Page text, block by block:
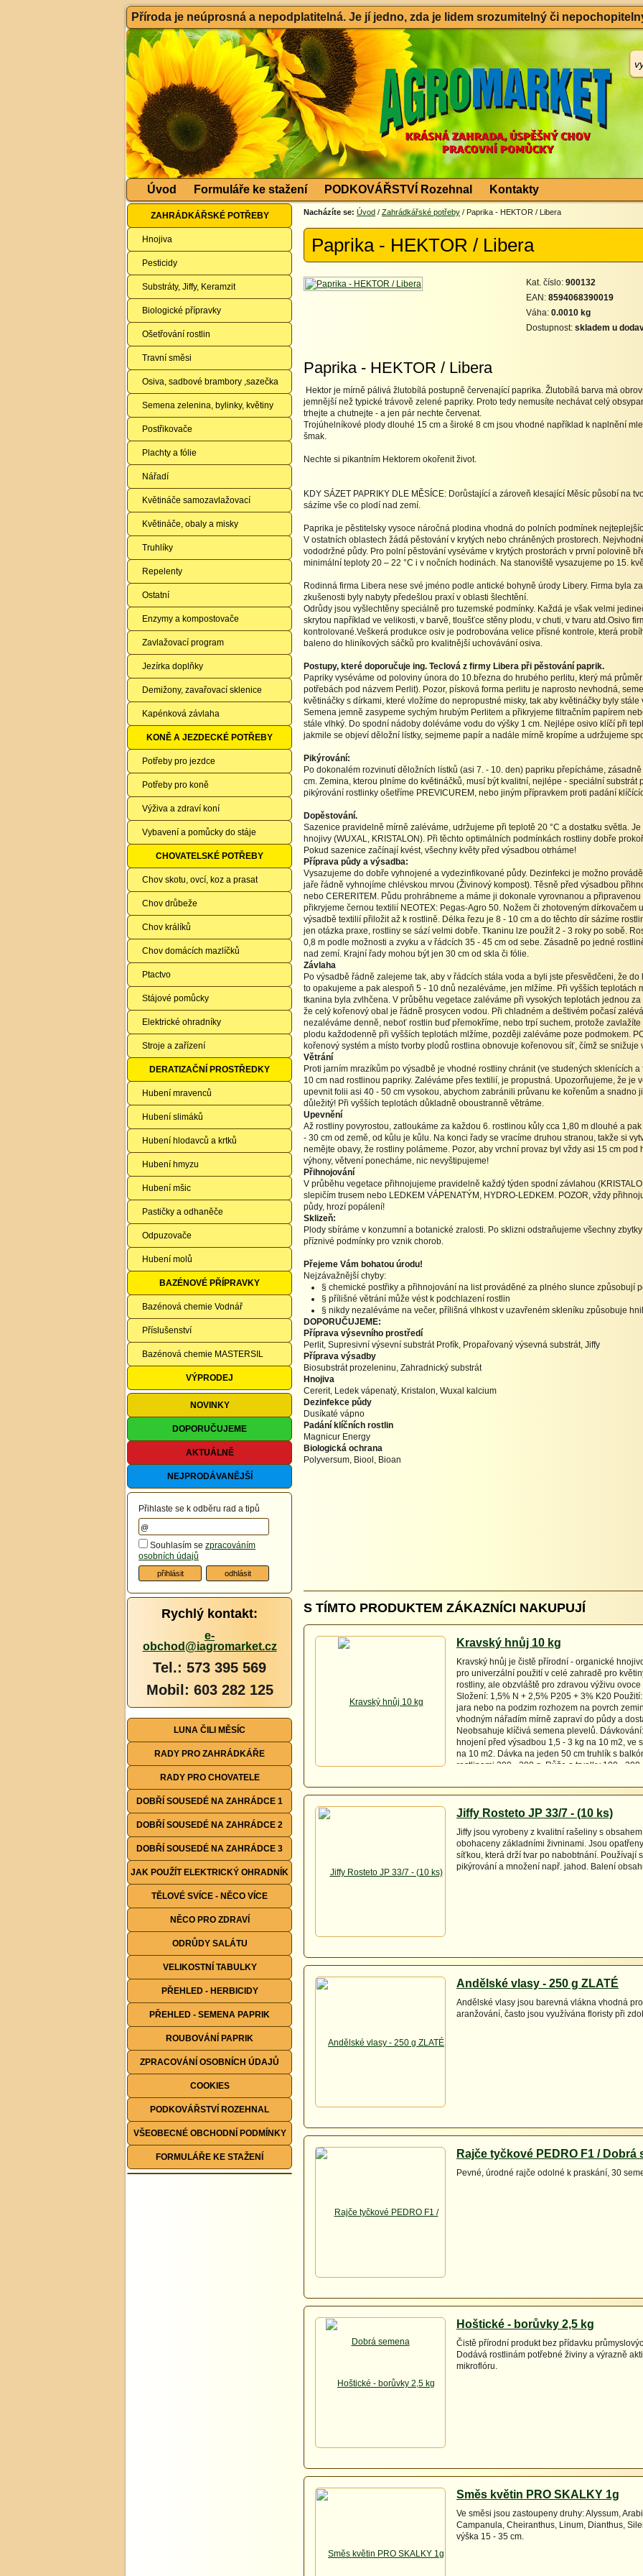
Příroda je neúprosná a nepodplatitelná. Je jí jedno, zda je lidem srozumitelný či
Úvod Formuláře ke stažení PODKOVÁŘSTVÍ Rozehnal Kontakty
ZAHRÁDKÁŘSKÉ POTŘEBY
Hnojiva
Pesticidy
Substráty, Jiffy, Keramzit
Biologické přípravky
Ošetřování rostlin
Travní směsi
Osiva, sadbové brambory ,sazečka
Semena zelenina, bylinky, květiny
Postřikovače
Plachty a fólie
Nářadí
Květináče samozavlažovací
Květináče, obaly a misky
Truhlíky
Repelenty
Ostatní
Enzymy a kompostovače
Zavlažovací program
Jezírka doplňky
Demižony, zavařovací sklenice
Kapénková závlaha
KONĚ A JEZDECKÉ POTŘEBY
Potřeby pro jezdce
Potřeby pro koně
Výživa a zdraví koní
Vybavení a pomůcky do stáje
CHOVATELSKÉ POTŘEBY
Chov skotu, ovcí, koz a prasat
Chov drůbeže
Chov králíků
Chov domácích mazlíčků
Ptactvo
Stájové pomůcky
Elektrické ohradníky
Stroje a zařízení
DERATIZAČNÍ PROSTŘEDKY
Hubení mravenců
Hubení slimáků
Hubení hlodavců a krtků
Hubení hmyzu
Hubení mšic
Pastičky a odhaněče
Odpuzovače
Hubení molů
BAZÉNOVÉ PŘÍPRAVKY
Bazénová chemie Vodnář
Příslušenství
Bazénová chemie MASTERSIL
VÝPRODEJ
NOVINKY
DOPORUČUJEME
AKTUÁLNĚ
NEJPRODÁVANĚJŠÍ
Přihlaste se k odběru rad a tipů
Souhlasím se zpracováním
osobních údajů
Rychlý kontakt:
e-
obchod@iagromarket.cz
Tel.: 573 395 569
Mobil: 603 282 125
LUNA ČILI MĚSÍC
RADY PRO ZAHRÁDKÁŘE
RADY PRO CHOVATELE
DOBŘÍ SOUSEDÉ NA ZAHRÁDCE 1
DOBŘÍ SOUSEDÉ NA ZAHRÁDCE 2
DOBŘÍ SOUSEDÉ NA ZAHRÁDCE 3
JAK POUŽÍT ELEKTRICKÝ OHRADNÍK
TĚLOVÉ SVÍCE - NĚCO VÍCE
NĚCO PRO ZDRAVÍ
ODRŮDY SALÁTU
VELIKOSTNÍ TABULKY
PŘEHLED - HERBICIDY
PŘEHLED - SEMENA PAPRIK
ROUBOVÁNÍ PAPRIK
ZPRACOVÁNÍ OSOBNÍCH ÚDAJŮ
COOKIES
PODKOVÁŘSTVÍ ROZEHNAL
VŠEOBECNÉ OBCHODNÍ PODMÍNKY
FORMULÁŘE KE STAŽENÍ
Nacházíte se: Úvod / Zahrádkářské potřeby / Paprika - HEKTOR / Libera
Paprika - HEKTOR / Libera
Kat. číslo: 900132
EAN: 8594068390019
Váha: 0.0010 kg
Dostupnost: skladem u
Paprika - HEKTOR / Libera
Hektor je mírně pálivá žlutobílá postupně červenající paprika. Žlutobílá barva má
jemnější než typické trávově zelené papriky. Proto tedy nemusíte nechávat celý
trhejte a chutnejte - a jen pár nechte červenat.
Trojúhelníkové plody dlouhé 15 cm a široké 8 cm jsou vhodné například k naplnění
šmak.
Nechte si pikantním Hektorem okořenit život.
KDY SÁZET PAPRIKY DLE MĚSÍCE: Dorůstající a zároveň klesající Měsíc působí na
sázíme vše co plodí nad zemí.
Paprika je pěstitelsky vysoce náročná plodina vhodná do polních podmínek
V ostatních oblastech žádá pěstování v krytých nebo chráněných prostorech.
vododržné půdy. Pro polní pěstování vyséváme v krytých prostorách v první polovině
minimální teploty 20 – 22 °C i v nočních hodinách. Na stanoviště vysazujeme po 15.
Rodinná firma Libera nese své jméno podle antické bohyně úrody Libery. Firma byla
zkušenosti byly nabyty předešlou praxí v oblasti šlechtění.
Odrůdy jsou vyšlechtěny speciálně pro tuzemské podmínky. Každá je však velmi
skrytou například ve velikosti, v barvě, tloušťce stěny plodu, v chuti, v tvaru atd.Osivo
kontrolované.Veškerá produkce osiv je podrobována velice přísné kontrole, která
baleno do hliníkových sáčků pro kvalitnější uchovávání osiva.
Postupy, které doporučuje ing. Teclová z firmy Libera při pěstování paprik.
Papriky vyséváme od poloviny února do 10.března do hrubého perlitu, který má
potřebách pod názvem Perlit). Pozor, písková forma perlitu je naprosto nevhodná,
květináčky s dírkami, které vložíme do nepropustné misky, tak aby květináčky byly stále
Semena jemně zasypeme sychým hrubým Perlitem a přikryjeme filtračním papírem
stále vlhký. Do spodní nádoby doléváme vodu do výšky 1 cm. Nejlépe osivo klíčí při
jakmile se objeví děložní lístky, sejmeme papír a nadále mírně kropíme a udržujeme
Pikýrování:
Po dokonalém rozvinutí děložních lístků (asi 7. - 10. den) papriku přepícháme,
cm. Zemina, kterou plníme do květináčků, musí být kvalitní, nejlépe - speciální substrát
pikýrování rostlinky ošetříme PREVICUREM, nebo jiným přípravkem proti padání
Dopěstování.
Sazenice pravidelně mírně zaléváme, udržujeme při teplotě 20 °C a dostatku světla.
hnojivy (WUXAL, KRISTALON). Při těchto optimálních podmínkách rostliny dobře
Pokud sazenice začínají kvést, všechny květy před výsadbou otrháme!
Příprava půdy a výsadba:
Vysazujeme do dobře vyhnojené a vydezinfikované půdy. Dezinfekci je možno
jaře řádně vyhnojíme chlévskou mrvou (Živinový kompost). Těsně před výsadbou
nebo CERERITEM. Půdu prohrábneme a máme ji dokonale vyrovnanou a
přikryjeme černou textilií NEOTEX: Pegas-Agro 50. Nožem či zhotoveným dírkovačem
výsadbě textilií přiložit až k rostlině. Délka řezu je 8 - 10 cm a do těchto dír sázíme
jen otázka praxe, rostliny se sází velmi dobře. Tkaninu lze použít 2 - 3 roky po sobě.
0,8 m podle možnosti a zvyku a v řádcích 35 - 45 cm od sebe. Zásadně po jedné
nad zemí. Krajní řady mohou být jen 30 cm od skla či fólie.
Závlaha
Po výsadbě řádně zalejeme tak, aby v řádcích stála voda a byli jste přesvědčeni, že
to opakujeme a pak alespoň 5 - 10 dnů nezaléváme, jen mlžíme. Při vyšších teplotách
tkanina byla zvlhčena. V průběhu vegetace zaléváme při vysokých teplotách jednou
že celý kořenový obal je řádně prosycen vodou. Při chladném a deštivém počasí
nezaléváme denně, neboť rostlin buď přemokříme, nebo trpí suchem, protože
plodu každodenně při vyšších teplotách mlžíme, později zaléváme poze podmokem.
kořenový systém a místo tvorby plodů rostlina obnovuje kořenovou síť, čímž se snižuje
Větrání
Proti jarním mrazíkům po výsadbě je vhodné rostliny chránit (ve studených sklenících
10 cm nad rostlinou papriky. Zaléváme přes textilií, je propustná. Upozorňujeme, že je
upevnit folii asi 40 - 50 cm vysokou, abychom zabránili průvanu ke kořenům a snadno
důležitý! Při vyšších teplotách důkladně oboustranně větráme.
Upevnění
Až rostliny povyrostou, zatloukáme za každou 6. rostlinou kůly cca 1,80 m dlouhé a
- 30 cm od země, od kůlu je kůlu. Na konci řady se vracíme druhou stranou, takže si
nemějte obavy, že rostliny polámeme. Pozor, aby vrchní provaz byl vždy asi 15 cm
výhony, větvení ponecháme, nic nevyštipujeme!
Přihnojování
V průběhu vegetace přihnojujeme pravidelně každý týden spodní závlahou
slepičím trusem nebo LEDKEM VÁPENATÝM, HYDRO-LEDKEM. POZOR, vždy
půdy, hrozí popálení!
Sklizeň:
Plody sbíráme v konzumní a botanické zralosti. Po sklizni odstraňujeme všechny
příznivé podmínky pro vznik chorob.
Přejeme Vám bohatou úrodu!
Nejzávažnější chyby:
§ chemické postřiky a přihnojování na list prováděné za plného slunce způsobují
§ přílišné větrání může vést k podchlazení rostlin
§ nikdy nezaléváme na večer, přílišná vlhkost v uzavřeném skleníku způsobuje
DOPORUČUJEME:
Příprava výsevního prostředí
Perlit, Supresivní výsevní substrát Profík, Propařovaný výsevná substrát, Jiffy
Příprava výsadby
Biosubstrát prozeleninu, Zahradnický substrát
Hnojiva
Cererit, Ledek vápenatý, Kristalon, Wuxal kalcium
Dezinfekce půdy
Dusíkaté vápno
Padání klíčních rostlin
Magnicur Energy
Biologická ochrana
Polyversum, Biool, Bioan
S TÍMTO PRODUKTEM ZÁKAZNÍCI NAKUPUJÍ
Kravský hnůj 10 kg
Kravský hnůj je čistě přírodní - organické
pro univerzální použití v celé zahradě pro
rostliny, ale obzvláště pro zdravou výživu ovoce
Složení: 1,5% N + 2,5% P205 + 3% K20
jara nebo na podzim rozhozem na povrch
vhodným nářadím mírně zapraví do půdy a
Neobsahuje klíčivá semena plevelů.
hnojení před výsadbou 1,5 - 3 kg na 10 m2, ve
na 10 m2. Dávka na jeden 50 cm truhlík s
rostlinami 200 - 300 g. Růže a trvalky 100 - 200
okrasné keře 500 - 700 g na 1 rostlinu.
doporučujeme 3 kg na 10 m2
Jiffy Rosteto JP 33/7 - (10 ks)
Jiffy jsou vyrobeny z kvalitní rašeliny s
obohaceny základními živninami. Jsou
síťkou, která drží tvar po nabobtnání. Používají
pikýrování a množení např. jahod. Balení
Andělské vlasy - 250 g ZLATÉ
Andělské vlasy jsou barevná vlákna vhodná
aranžování, často jsou využívána floristy při
Rajče tyčkové PEDRO F1 / Dobrá
Pevné, úrodné rajče odolné k praskání, 30
Hoštické - borůvky 2,5 kg
Čistě přírodní produkt bez přídavku
Dodává rostlinám potřebné živiny a výrazně
mikroflóru.
Směs květin PRO SKALKY 1g
Ve směsi jsou zastoupeny druhy: Alyssum,
Campanula, Cheiranthus, Linum, Dianthus,
výška 15 - 35 cm.